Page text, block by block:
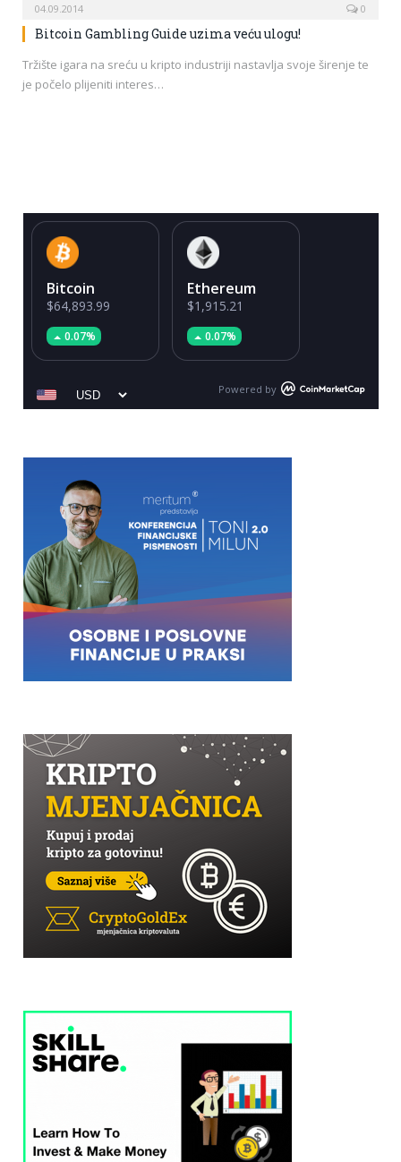
04.09.2014 0
Bitcoin Gambling Guide uzima veću ulogu!
Tržište igara na sreću u kripto industriji nastavlja svoje širenje te
je počelo plijeniti interes…
Bitcoin
$64,893.99
0.07%
Ethereum
$1,915.21
0.07%
Powered by